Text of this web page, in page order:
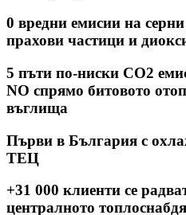
0 вредни емисии на
прахови частици и
5 пъти по-ниски CO2
NO спрямо битовото
въглища
Първи в България с
ТЕЦ
+31 000 клиенти се
централното